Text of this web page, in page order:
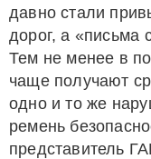
давно стали
дорог, а «письма
Тем не менее в
чаще получают
одно и то же
ремень
представитель